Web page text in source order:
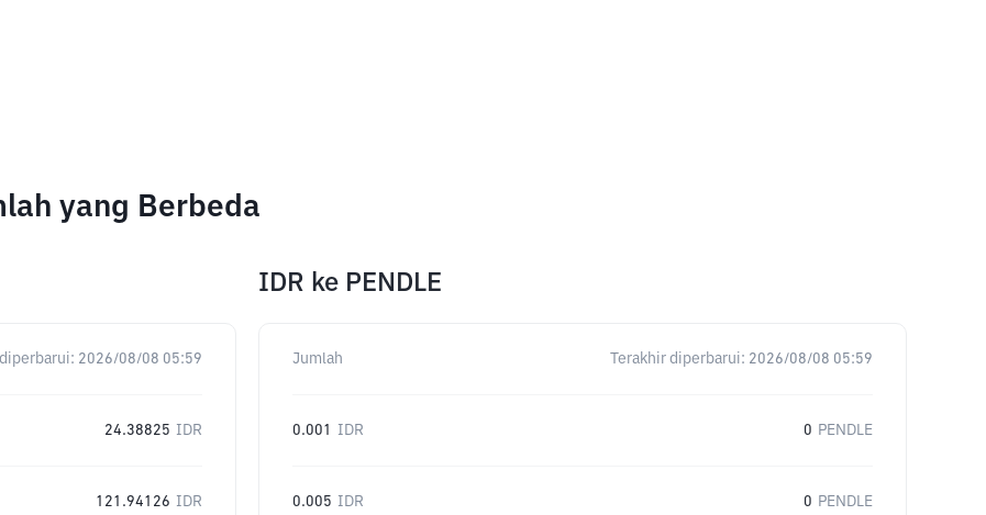
yang Berbeda
diperbarui: 2026/08/08 05:59
24.38825 IDR
121.94126 IDR
IDR ke PENDLE
Jumlah Terakhir diperbarui: 2026/08/08 05:59
0.001 IDR 0 PENDLE
0.005 IDR 0 PENDLE